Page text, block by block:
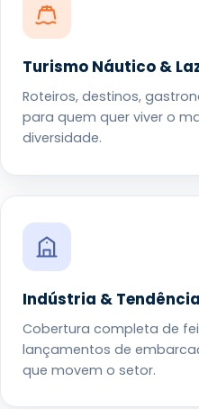
Turismo Náutico &
Roteiros, destinos,
para quem quer viver o
diversidade.
Indústria &
Cobertura completa de
lançamentos de
que movem o setor.